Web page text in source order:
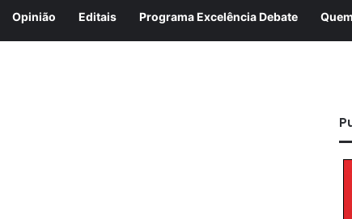
Opinião Editais Programa Excelência Debate